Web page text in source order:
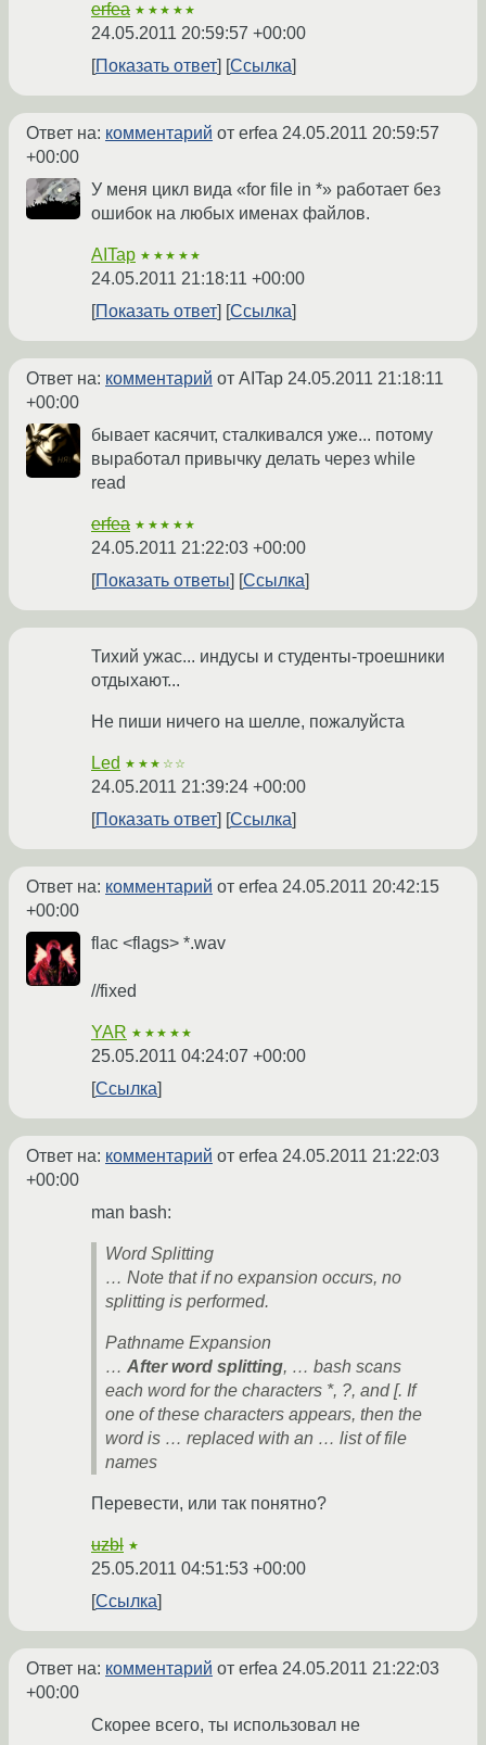
erfea ★★★★★
24.05.2011 20:59:57 +00:00
Показать ответ
Ссылка
Ответ на: комментарий от erfea 24.05.2011 20:59:57
+00:00
У меня цикл вида «for file in *» работает без
ошибок на любых именах файлов.
AITap ★★★★★
24.05.2011 21:18:11 +00:00
Показать ответ
Ссылка
Ответ на: комментарий от AITap 24.05.2011 21:18:11
+00:00
бывает касячит, сталкивался уже... потому
выработал привычку делать через while
read
erfea ★★★★★
24.05.2011 21:22:03 +00:00
Показать ответы
Ссылка
Тихий ужас... индусы и студенты-троешники
отдыхают...
Не пиши ничего на шелле, пожалуйста
Led ★★★☆☆
24.05.2011 21:39:24 +00:00
Показать ответ
Ссылка
Ответ на: комментарий от erfea 24.05.2011 20:42:15
+00:00
flac <flags> *.wav
//fixed
YAR ★★★★★
25.05.2011 04:24:07 +00:00
Ссылка
Ответ на: комментарий от erfea 24.05.2011 21:22:03
+00:00
man bash:
Word Splitting
… Note that if no expansion occurs, no
splitting is performed.
Pathname Expansion
… After word splitting, … bash scans
each word for the characters *, ?, and [. If
one of these characters appears, then the
word is … replaced with an … list of file
names
Перевести, или так понятно?
uzbl ★
25.05.2011 04:51:53 +00:00
Ссылка
Ответ на: комментарий от erfea 24.05.2011 21:22:03
+00:00
Скорее всего, ты использовал не